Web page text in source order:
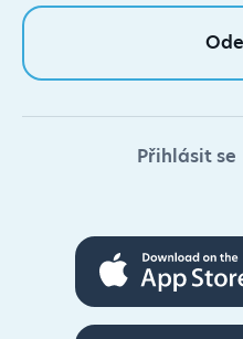
Přihlásit se